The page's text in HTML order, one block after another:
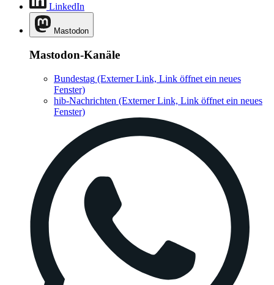
LinkedIn
Mastodon
Mastodon-Kanäle
Bundestag (Externer Link, Link öffnet ein neues
Fenster)
hib-Nachrichten (Externer Link, Link öffnet ein neues
Fenster)